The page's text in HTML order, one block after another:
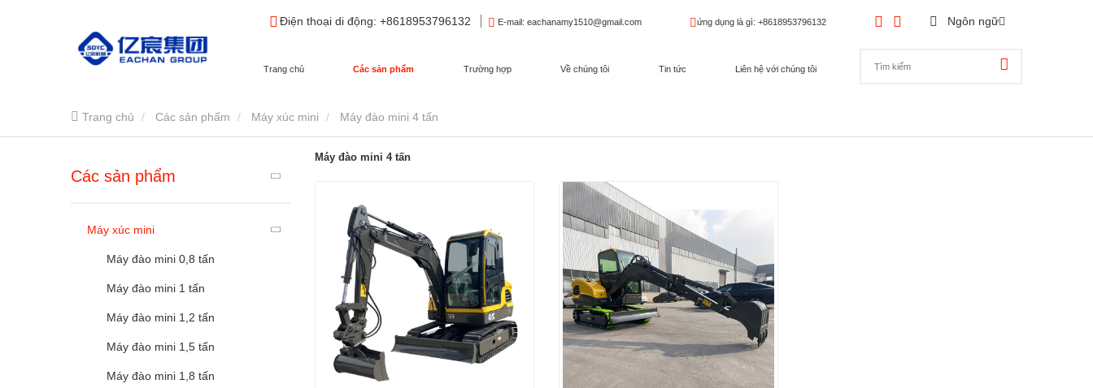
Trang chủ Các sản phẩm Trường hợp Về chúng tôi Tin tức Liên hệ với chúng tôi
Điện thoại di động: +8618953796132 E-mail: eachanamy1510@gmail.com ứng dụng là gì: +8618953796132 Ngôn ngữ
Trang chủ Các sản phẩm Máy xúc mini Máy đào mini 4 tấn
Các sản phẩm
Máy xúc mini
Máy đào mini 0,8 tấn
Máy đào mini 1 tấn
Máy đào mini 1,2 tấn
Máy đào mini 1,5 tấn
Máy đào mini 1,8 tấn
Máy đào mini 4 tấn